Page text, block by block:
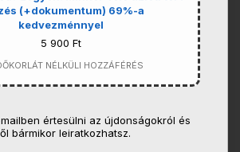
(+dokumentum) 69%-a
kedvezménnyel
5 900 Ft
NÉLKÜLI HOZZÁFÉRÉS
értesülni az újdonságokról és
bármikor leiratkozhatsz.